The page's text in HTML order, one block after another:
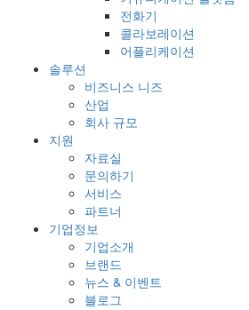
전화기
콜라보레이션
어플리케이션
솔루션
비즈니스 니즈
산업
회사 규모
지원
자료실
문의하기
서비스
파트너
기업정보
기업소개
브랜드
뉴스 & 이벤트
블로그